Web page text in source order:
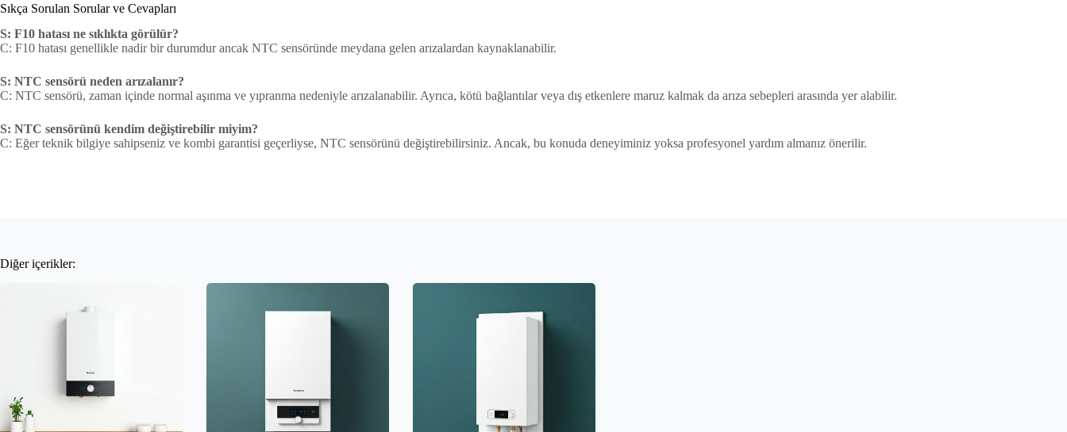
Sıkça Sorulan Sorular ve Cevapları
S: F10 hatası ne sıklıkta görülür?
C: F10 hatası genellikle nadir bir durumdur ancak NTC sensöründe meydana gelen arızalardan kaynaklanabilir.
S: NTC sensörü neden arızalanır?
C: NTC sensörü, zaman içinde normal aşınma ve yıpranma nedeniyle arızalanabilir. Ayrıca, kötü bağlantılar veya dış etkenlere maruz kalmak da arıza sebepleri arasında yer alabilir.
S: NTC sensörünü kendim değiştirebilir miyim?
C: Eğer teknik bilgiye sahipseniz ve kombi garantisi geçerliyse, NTC sensörünü değiştirebilirsiniz. Ancak, bu konuda deneyiminiz yoksa profesyonel yardım almanız önerilir.
Diğer içerikler: